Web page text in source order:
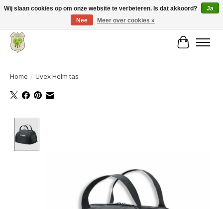
Grote keuze aan producten en snelle verzending!
Home / Uvex Helm tas
Wij slaan cookies op om onze website te verbeteren. Is dat akkoord?
Ja
Nee
Meer over cookies »